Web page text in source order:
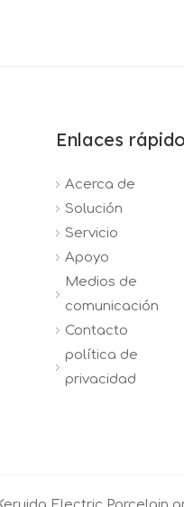
Enlaces
Acerca de
Solución
Servicio
Apoyo
Medios de
comunicación
Contacto
política de
privacidad